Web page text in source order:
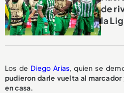
de
la
Los de Diego Arias, quien se
pudieron darle vuelta al
en casa.